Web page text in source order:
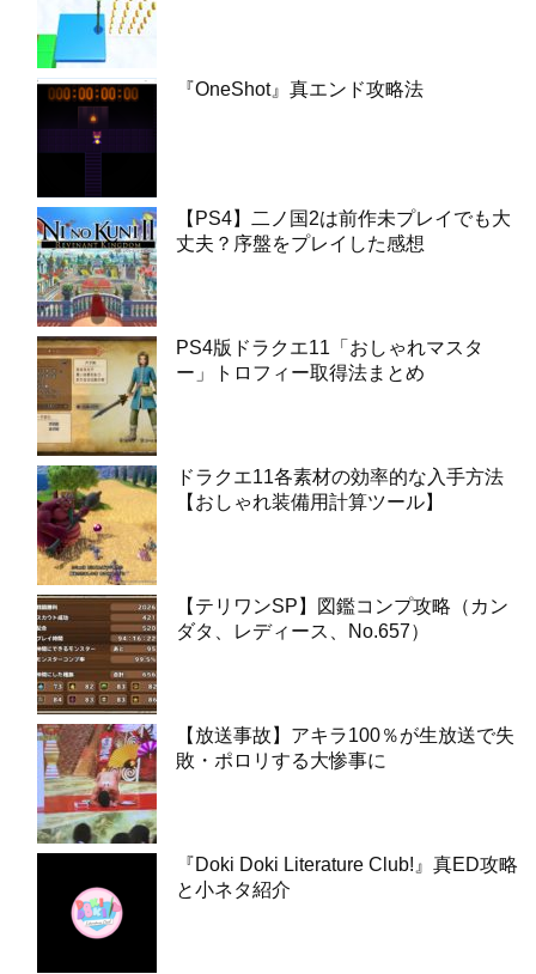
『OneShot』真エンド攻略法
【PS4】二ノ国2は前作未プレイでも大
丈夫？序盤をプレイした感想
PS4版ドラクエ11「おしゃれマスタ
ー」トロフィー取得法まとめ
ドラクエ11各素材の効率的な入手方法
【おしゃれ装備用計算ツール】
【テリワンSP】図鑑コンプ攻略（カン
ダタ、レディース、No.657）
【放送事故】アキラ100％が生放送で失
敗・ポロリする大惨事に
『Doki Doki Literature Club!』真ED攻略
と小ネタ紹介